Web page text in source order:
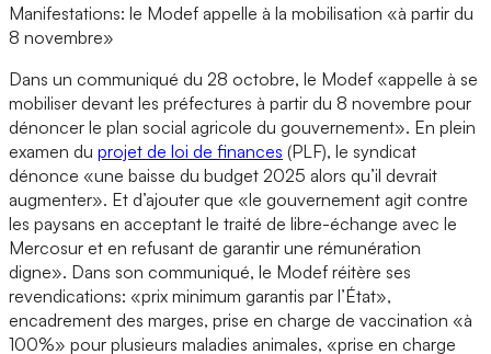
Manifestations: le Modef appelle à la mobilisation «à partir du
8 novembre»
Dans un communiqué du 28 octobre, le Modef «appelle à se
mobiliser devant les préfectures à partir du 8 novembre pour
dénoncer le plan social agricole du gouvernement». En plein
examen du projet de loi de finances (PLF), le syndicat
dénonce «une baisse du budget 2025 alors qu’il devrait
augmenter». Et d’ajouter que «le gouvernement agit contre
les paysans en acceptant le traité de libre-échange avec le
Mercosur et en refusant de garantir une rémunération
digne». Dans son communiqué, le Modef réitère ses
revendications: «prix minimum garantis par l’État»,
encadrement des marges, prise en charge de vaccination «à
100%» pour plusieurs maladies animales, «prise en charge